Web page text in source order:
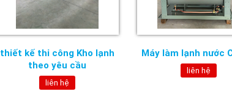
thiết kế thi công Kho lạnh
theo yêu cầu
liên hệ
Máy làm lạnh nước
liên hệ